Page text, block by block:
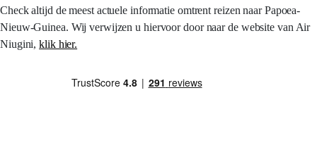
Check altijd de meest actuele informatie omtrent reizen naar Papoea-
Nieuw-Guinea. Wij verwijzen u hiervoor door naar de website van Air
Niugini,klik hier.